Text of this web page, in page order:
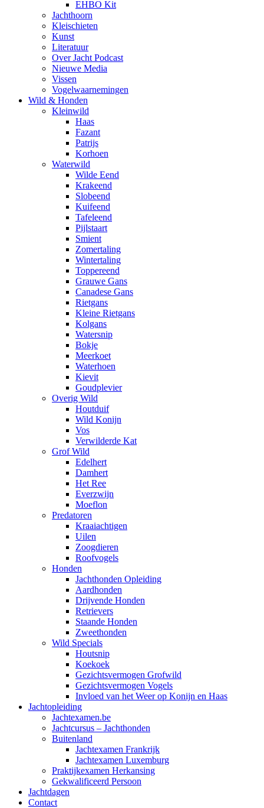
EHBO Kit
Jachthoorn
Kleischieten
Kunst
Literatuur
Over Jacht Podcast
Nieuwe Media
Vissen
Vogelwaarnemingen
Wild & Honden
Kleinwild
Haas
Fazant
Patrijs
Korhoen
Waterwild
Wilde Eend
Krakeend
Slobeend
Kuifeend
Tafeleend
Pijlstaart
Smient
Zomertaling
Wintertaling
Toppereend
Grauwe Gans
Canadese Gans
Rietgans
Kleine Rietgans
Kolgans
Watersnip
Bokje
Meerkoet
Waterhoen
Kievit
Goudplevier
Overig Wild
Houtduif
Wild Konijn
Vos
Verwilderde Kat
Grof Wild
Edelhert
Damhert
Het Ree
Everzwijn
Moeflon
Predatoren
Kraaiachtigen
Uilen
Zoogdieren
Roofvogels
Honden
Jachthonden Opleiding
Aardhonden
Drijvende Honden
Retrievers
Staande Honden
Zweethonden
Wild Specials
Houtsnip
Koekoek
Gezichtsvermogen Grofwild
Gezichtsvermogen Vogels
Invloed van het Weer op Konijn en Haas
Jachtopleiding
Jachtexamen.be
Jachtcursus – Jachthonden
Buitenland
Jachtexamen Frankrijk
Jachtexamen Luxemburg
Praktijkexamen Herkansing
Gekwalificeerd Persoon
Jachtdagen
Contact